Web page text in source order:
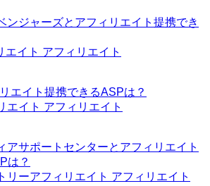
ンジャーズとアフィリエイト提携でき
アフィリエイト
エイト提携できるASPは？
アフィリエイト
アサポートセンターとアフィリエイト
は？
アフィリエイト